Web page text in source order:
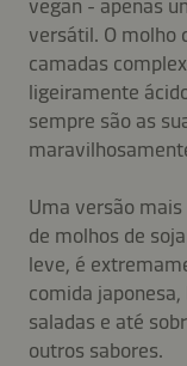
vegan - apenas
versátil. O molho
camadas
ligeiramente
sempre são as
Uma versão
de molhos de
leve, é
comida
saladas e até
outros sabores.